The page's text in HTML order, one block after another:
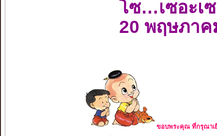
โซ…เซอะเ
20 พฤษภาค
ขอบพระคุณ ที่กรุณาเ